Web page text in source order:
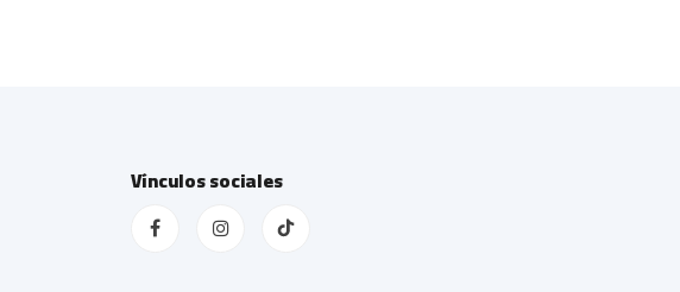
Vínculos sociales